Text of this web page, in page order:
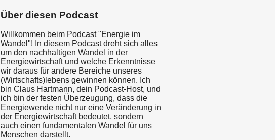
Über diesen Podcast
Willkommen beim Podcast "Energie im
Wandel"! In diesem Podcast dreht sich alles
um den nachhaltigen Wandel in der
Energiewirtschaft und welche Erkenntnisse
wir daraus für andere Bereiche unseres
(Wirtschafts)lebens gewinnen können. Ich
bin Claus Hartmann, dein Podcast-Host, und
ich bin der festen Überzeugung, dass die
Energiewende nicht nur eine Veränderung in
der Energiewirtschaft bedeutet, sondern
auch einen fundamentalen Wandel für uns
Menschen darstellt.